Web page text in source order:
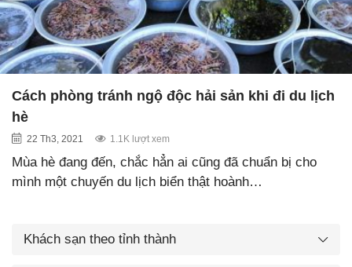
Cách phòng tránh ngộ độc hải sản khi đi du lịch
hè
22 Th3, 2021 1.1K lượt xem
Mùa hè đang đến, chắc hẳn ai cũng đã chuẩn bị cho
mình một chuyến du lịch biển thật hoành…
Khách sạn theo tỉnh thành